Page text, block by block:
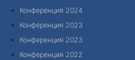
Конференция 2024
Конференция 2023
Конференция 2023
Конференция 2022